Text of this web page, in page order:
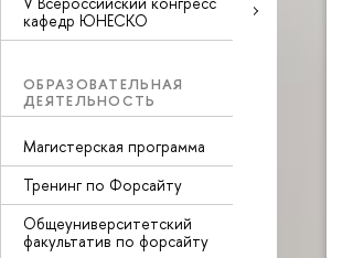
кафедр ЮНЕСКО
ОБРАЗОВАТЕЛЬНАЯ
ДЕЯТЕЛЬНОСТЬ
Магистерская программа
Тренинг по Форсайту
Общеуниверситетский
факультатив по форсайту